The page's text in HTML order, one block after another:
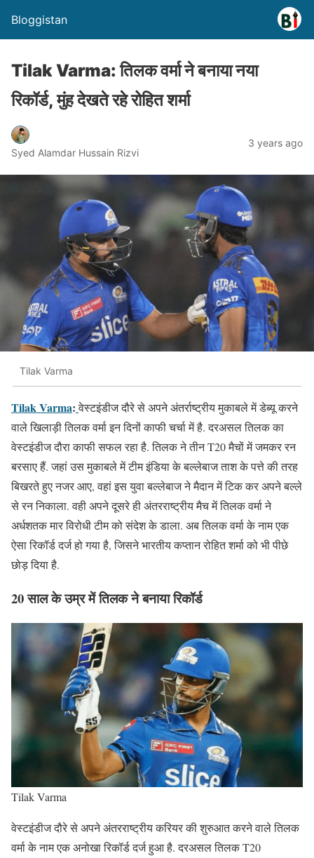
Bloggistan
Tilak Varma: तिलक वर्मा ने बनाया नया
रिकॉर्ड, मुंह देखते रहे रोहित शर्मा
Syed Alamdar Hussain Rizvi
3 years ago
Tilak Varma
Tilak Varma: वेस्टइंडीज दौरे से अपने अंतर्राष्ट्रीय मुकाबले में डेब्यू करने
वाले खिलाड़ी तिलक वर्मा इन दिनों काफी चर्चा में है. दरअसल तिलक का
वेस्टइंडीज दौरा काफी सफल रहा है. तिलक ने तीन T20 मैचों में जमकर रन
बरसाए हैं. जहां उस मुकाबले में टीम इंडिया के बल्लेबाज ताश के पत्ते की तरह
बिखरते हुए नजर आए, वहां इस युवा बल्लेबाज ने मैदान में टिक कर अपने बल्ले
से रन निकाला. वही अपने दूसरे ही अंतरराष्ट्रीय मैच में तिलक वर्मा ने
अर्धशतक मार विरोधी टीम को संदेश के डाला. अब तिलक वर्मा के नाम एक
ऐसा रिकॉर्ड दर्ज हो गया है, जिसने भारतीय कप्तान रोहित शर्मा को भी पीछे
छोड़ दिया है.
20 साल के उम्र में तिलक ने बनाया रिकॉर्ड
Tilak Varma
वेस्टइंडीज दौरे से अपने अंतरराष्ट्रीय करियर की शुरुआत करने वाले तिलक
वर्मा के नाम एक अनोखा रिकॉर्ड दर्ज हुआ है. दरअसल तिलक T20